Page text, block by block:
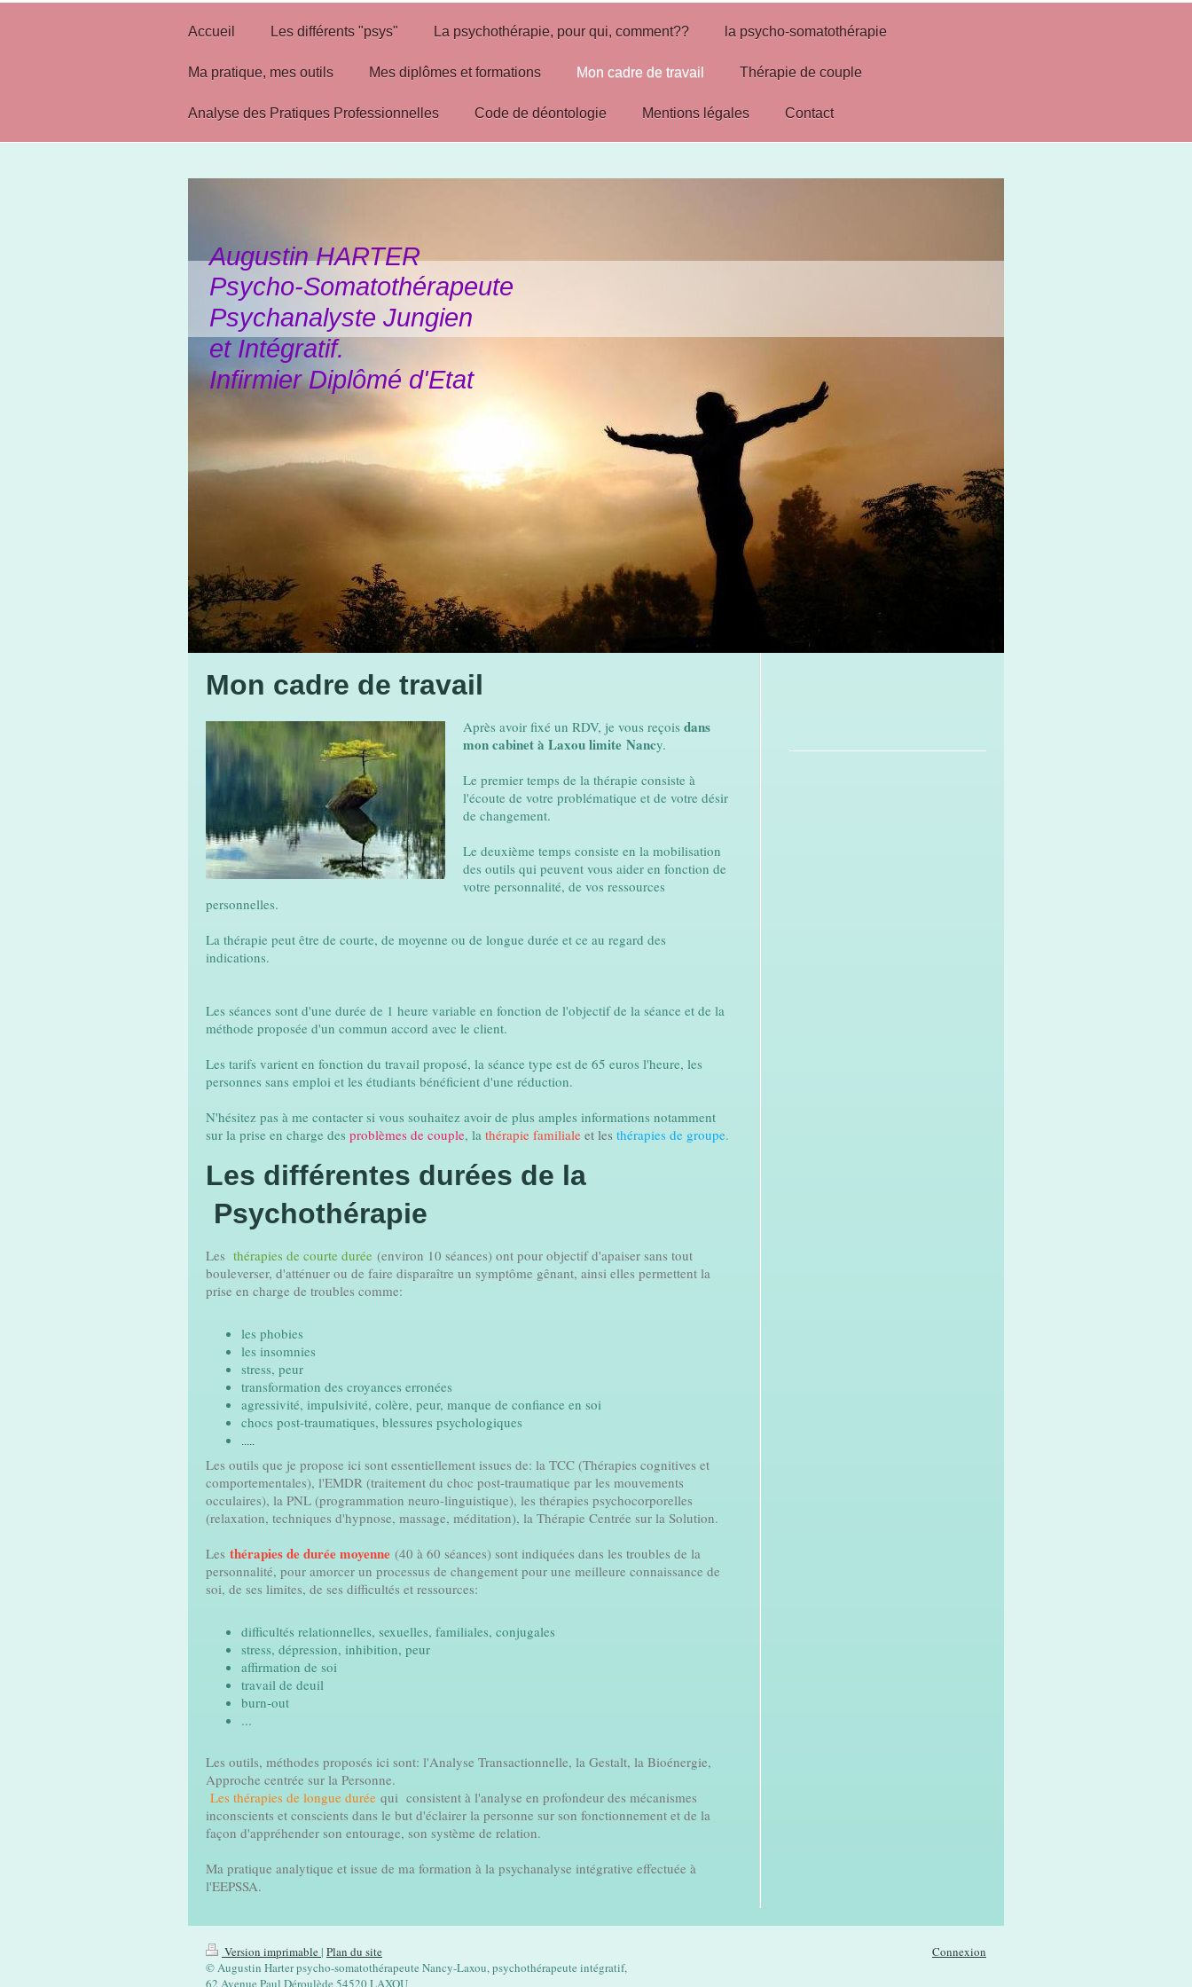
Accueil Les différents "psys" La psychothérapie, pour qui, comment?? la psycho-somatothérapie
Ma pratique, mes outils Mes diplômes et formations Mon cadre de travail Thérapie de couple
Analyse des Pratiques Professionnelles Code de déontologie Mentions légales Contact
Augustin HARTER
Psycho-Somatothérapeute
Psychanalyste Jungien
et Intégratif.
Infirmier Diplômé d'Etat
Mon cadre de travail
Après avoir fixé un RDV, je vous reçois dans
mon cabinet à Laxou limite Nancy.
Le premier temps de la thérapie consiste à
l'écoute de votre problématique et de votre désir
de changement.
Le deuxième temps consiste en la mobilisation
des outils qui peuvent vous aider en fonction de
votre personnalité, de vos ressources
personnelles.
La thérapie peut être de courte, de moyenne ou de longue durée et ce au regard des
indications.
Les séances sont d'une durée de 1 heure variable en fonction de l'objectif de la séance et de la
méthode proposée d'un commun accord avec le client.
Les tarifs varient en fonction du travail proposé, la séance type est de 65 euros l'heure, les
personnes sans emploi et les étudiants bénéficient d'une réduction.
N'hésitez pas à me contacter si vous souhaitez avoir de plus amples informations notamment
sur la prise en charge des problèmes de couple, la thérapie familiale et les thérapies de groupe.
Les différentes durées de la
Psychothérapie
Les thérapies de courte durée (environ 10 séances) ont pour objectif d'apaiser sans tout
bouleverser, d'atténuer ou de faire disparaître un symptôme gênant, ainsi elles permettent la
prise en charge de troubles comme:
les phobies
les insomnies
stress, peur
transformation des croyances erronées
agressivité, impulsivité, colère, peur, manque de confiance en soi
chocs post-traumatiques, blessures psychologiques
.....
Les outils que je propose ici sont essentiellement issues de: la TCC (Thérapies cognitives et
comportementales), l'EMDR (traitement du choc post-traumatique par les mouvements
occulaires), la PNL (programmation neuro-linguistique), les thérapies psychocorporelles
(relaxation, techniques d'hypnose, massage, méditation), la Thérapie Centrée sur la Solution.
Les thérapies de durée moyenne (40 à 60 séances) sont indiquées dans les troubles de la
personnalité, pour amorcer un processus de changement pour une meilleure connaissance de
soi, de ses limites, de ses difficultés et ressources:
difficultés relationnelles, sexuelles, familiales, conjugales
stress, dépression, inhibition, peur
affirmation de soi
travail de deuil
burn-out
...
Les outils, méthodes proposés ici sont: l'Analyse Transactionnelle, la Gestalt, la Bioénergie,
Approche centrée sur la Personne.
Les thérapies de longue durée qui consistent à l'analyse en profondeur des mécanismes
inconscients et conscients dans le but d'éclairer la personne sur son fonctionnement et de la
façon d'appréhender son entourage, son système de relation.
Ma pratique analytique et issue de ma formation à la psychanalyse intégrative effectuée à
l'EEPSSA.
Version imprimable | Plan du site
© Augustin Harter psycho-somatothérapeute Nancy-Laxou, psychothérapeute intégratif,
62 Avenue Paul Déroulède 54520 LAXOU
Connexion